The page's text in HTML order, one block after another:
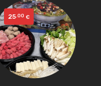
25 .00 €